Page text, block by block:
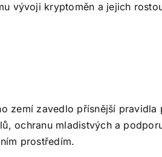
vývoji kryptoměn a jejich
zemí zavedlo přísnější pravidla
ochranu mladistvých a
prostředím.